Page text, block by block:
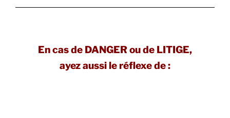
En cas de DANGER ou de LITIGE,
ayez aussi le réflexe de :